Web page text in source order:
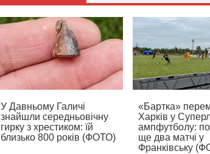
У Давньому Галичі
знайшли середньовічну
гирку з хрестиком: їй
близько 800 років (ФОТО)
«Бартка»
Харків у
ампфутболу:
ще два матчі у
Франківську